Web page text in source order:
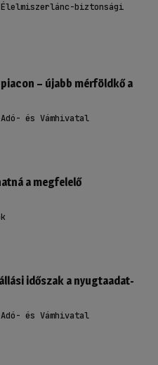
Élelmiszerlánc-biztonsági
– újabb mérföldkő a
és Vámhivatal
a megfelelő
időszak a nyugtaadat-
és Vámhivatal